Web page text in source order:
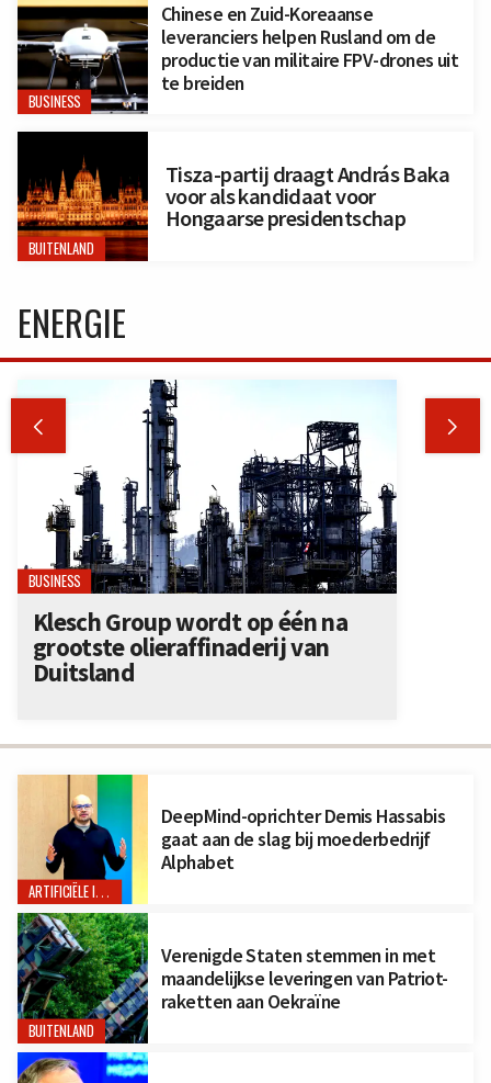
BUSINESS
Chinese en Zuid-Koreaanse
leveranciers helpen Rusland om de
productie van militaire FPV-drones uit
te breiden
BUITENLAND
Tisza-partij draagt András Baka
voor als kandidaat voor
Hongaarse presidentschap
ARTIFICIËLE INTELLIGENTIE
DeepMind-oprichter Demis Hassabis
gaat aan de slag bij moederbedrijf
Alphabet
BUITENLAND
Verenigde Staten stemmen in met
maandelijkse leveringen van Patriot-
raketten aan Oekraïne
ENERGIE
 
BUSINESS
Klesch Group wordt op één na
grootste olieraffinaderij van
Duitsland